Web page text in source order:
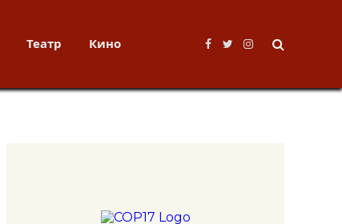
Театр Кино
Facebook
TwitterInstagram